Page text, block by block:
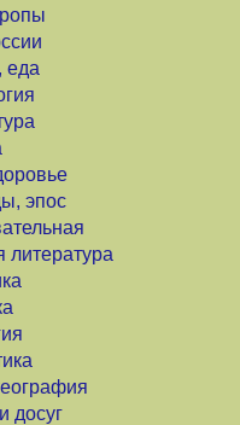
еда
эпос
литература
досуг